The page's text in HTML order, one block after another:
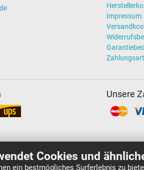
Cookies und
ein bestmögliches Surferlebnis zu
Impressum
Unsere